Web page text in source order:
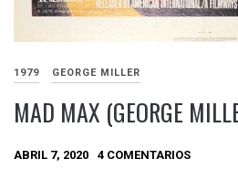
1979 GEORGE MILLER
MAD MAX (GEORGE
ABRIL 7, 2020 4 COMENTARIOS